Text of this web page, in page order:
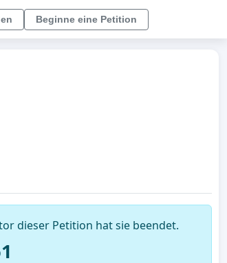
Beginne eine Petition
dieser Petition hat sie beendet.